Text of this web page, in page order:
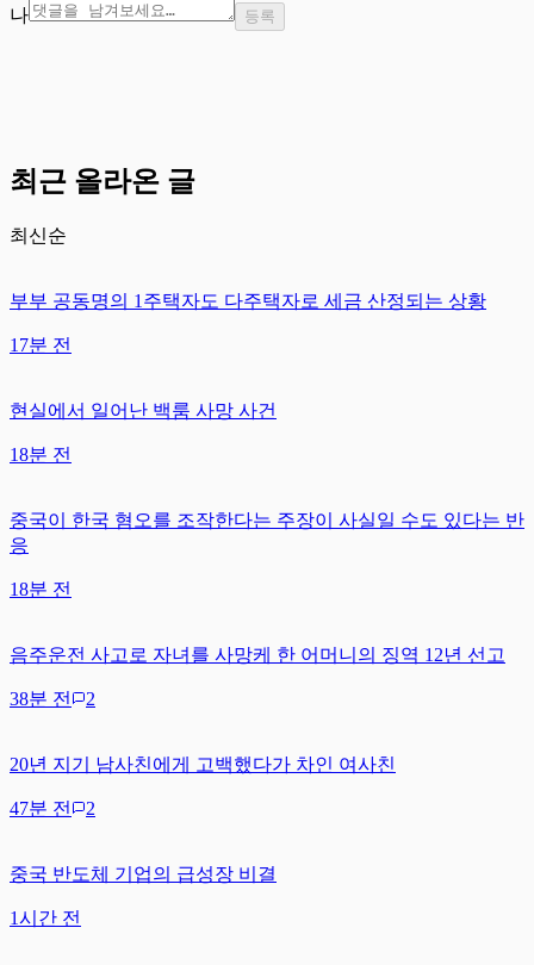
나 등록
최근 올라온 글
최신순
부부 공동명의 1주택자도 다주택자로 세금 산정되는 상황
17분 전
현실에서 일어난 백룸 사망 사건
18분 전
중국이 한국 혐오를 조작한다는 주장이 사실일 수도 있다는 반
응
18분 전
음주운전 사고로 자녀를 사망케 한 어머니의 징역 12년 선고
38분 전 2
20년 지기 남사친에게 고백했다가 차인 여사친
47분 전 2
중국 반도체 기업의 급성장 비결
1시간 전